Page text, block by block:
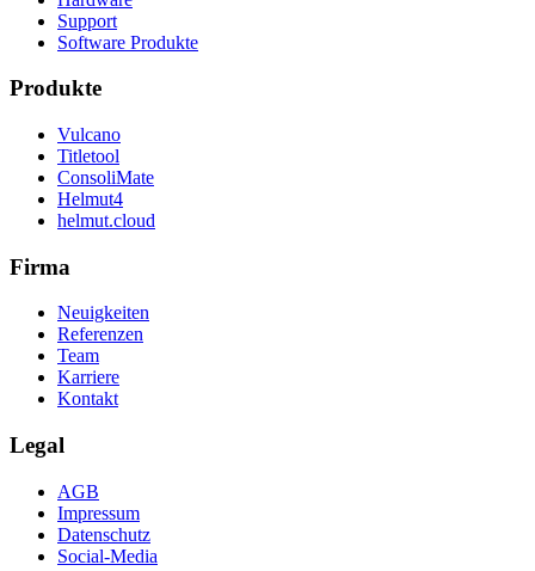
Support
Software Produkte
Produkte
Vulcano
Titletool
ConsoliMate
Helmut4
helmut.cloud
Firma
Neuigkeiten
Referenzen
Team
Karriere
Kontakt
Legal
AGB
Impressum
Datenschutz
Social-Media